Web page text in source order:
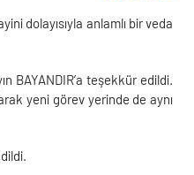
dolayısıyla anlamlı bir veda
BAYANDIR’a teşekkür edildi.
yeni görev yerinde de aynı